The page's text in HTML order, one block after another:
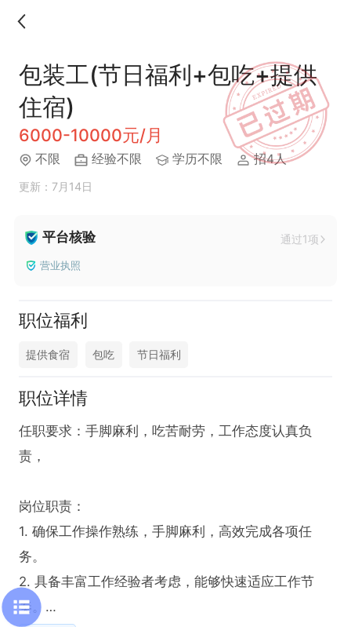
包装工(节日福利+包吃+提供
住宿)
6000-10000元/月
不限 经验不限 学历不限 招4人
更新：7月14日
平台核验 通过1项
营业执照
职位福利
提供食宿 包吃 节日福利
职位详情
任职要求：手脚麻利，吃苦耐劳，工作态度认真负
责，
岗位职责：
1. 确保工作操作熟练，手脚麻利，高效完成各项任
务。
2. 具备丰富工作经验者考虑，能够快速适应工作节
奏。